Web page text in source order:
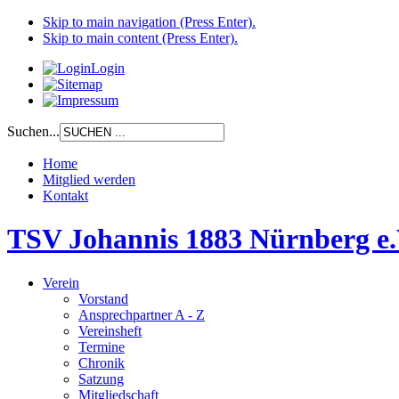
Skip to main navigation (Press Enter).
Skip to main content (Press Enter).
Login
Suchen...
Home
Mitglied werden
Kontakt
TSV Johannis 1883 Nürnberg
Verein
Vorstand
Ansprechpartner A - Z
Vereinsheft
Termine
Chronik
Satzung
Mitgliedschaft